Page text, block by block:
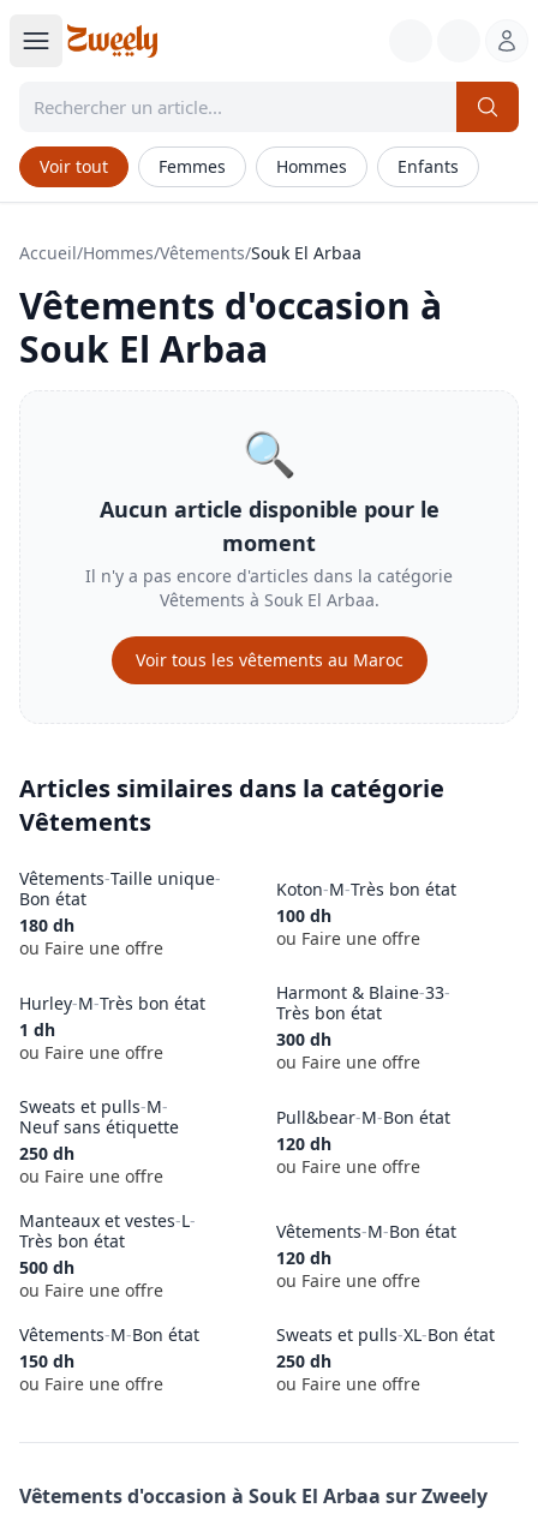
Voir tout Femmes Hommes Enfants
Accueil/Hommes/Vêtements/Souk El Arbaa
Vêtements d'occasion à
Souk El Arbaa
🔍
Aucun article disponible pour le
moment
Il n'y a pas encore d'articles dans la catégorie
Vêtements à Souk El Arbaa.
Voir tous les vêtements au Maroc
Articles similaires dans la catégorie
Vêtements
Vêtements-Taille unique-
Bon état
180 dh
ou Faire une offre
Koton-M-Très bon état
100 dh
ou Faire une offre
Hurley-M-Très bon état
1 dh
ou Faire une offre
Harmont & Blaine-33-
Très bon état
300 dh
ou Faire une offre
Sweats et pulls-M-
Neuf sans étiquette
250 dh
ou Faire une offre
Pull&bear-M-Bon état
120 dh
ou Faire une offre
Manteaux et vestes-L-
Très bon état
500 dh
ou Faire une offre
Vêtements-M-Bon état
120 dh
ou Faire une offre
Vêtements-M-Bon état
150 dh
ou Faire une offre
Sweats et pulls-XL-Bon état
250 dh
ou Faire une offre
Vêtementsd'occasion à Souk El Arbaa sur Zweely